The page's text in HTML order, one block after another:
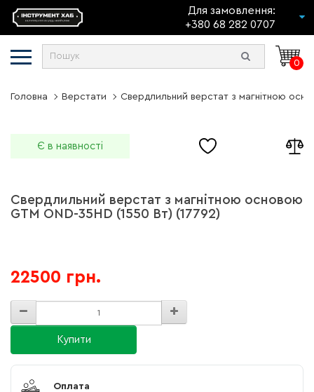
Для замовлення:
+380 68 282 0707
0
Головна Верстати Свердлильний верстат з магнітною
Є в наявності
Свердлильний верстат з магнітною основою
GTM OND-35HD (1550 Вт) (17792)
22500 грн.
Купити
Оплата